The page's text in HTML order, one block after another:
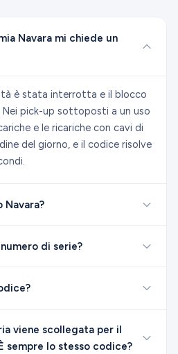
Navara mi chiede un
è stata interrotta e il blocco
pick-up sottoposti a un uso
e le ricariche con cavi di
del giorno, e il codice risolve
Navara?
di serie?
viene scollegata per il
sempre lo stesso codice?